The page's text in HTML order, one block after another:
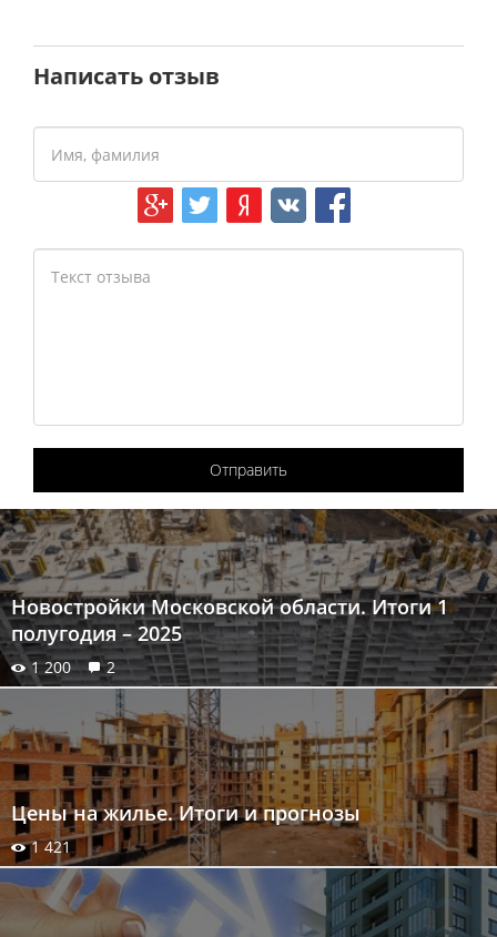
Написать отзыв
Отправить
Новостройки Московской области. Итоги 1
полугодия – 2025
1 200 2
Цены на жилье. Итоги и прогнозы
1 421